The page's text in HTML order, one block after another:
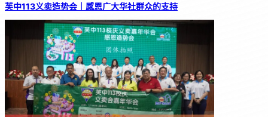
芙中113义卖造势会｜感恩广大华社群众的支持